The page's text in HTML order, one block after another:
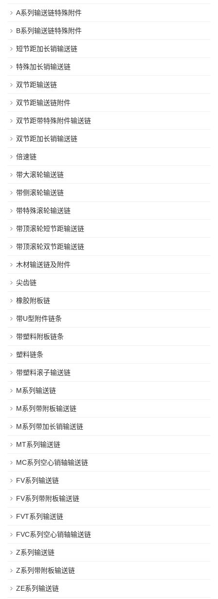
A系列输送链特殊附件
B系列输送链特殊附件
短节距加长销输送链
特殊加长销输送链
双节距输送链
双节距输送链附件
双节距带特殊附件输送链
双节距加长销输送链
倍速链
带大滚轮输送链
带侧滚轮输送链
带特殊滚轮输送链
带顶滚轮短节距输送链
带顶滚轮双节距输送链
木材输送链及附件
尖齿链
橡胶附板链
带U型附件链条
带塑料附板链条
塑料链条
带塑料滚子输送链
M系列输送链
M系列带附板输送链
M系列带加长销输送链
MT系列输送链
MC系列空心销轴输送链
FV系列输送链
FV系列带附板输送链
FVT系列输送链
FVC系列空心销轴输送链
Z系列输送链
Z系列带附板输送链
ZE系列输送链